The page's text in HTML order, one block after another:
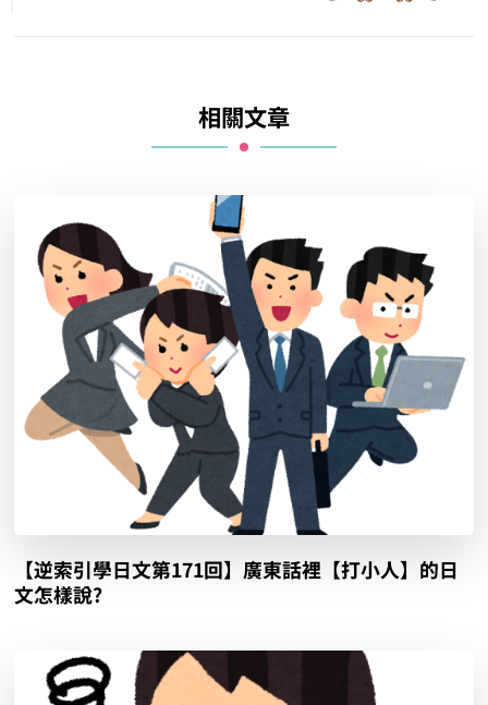
相關文章
【逆索引學日文第171回】廣東話裡【打小人】的日
文怎樣說?